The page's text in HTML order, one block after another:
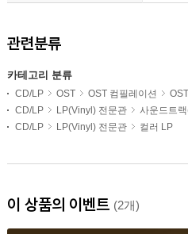
관련분류
카테고리 분류
CD/LP OST OST 컴필레이션
CD/LP
LP(Vinyl) 전문관
사운드트
CD/LP
LP(Vinyl) 전문관 컬러 LP
이 상품의 이벤트 (2개)